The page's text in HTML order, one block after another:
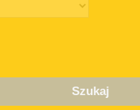
Szukaj